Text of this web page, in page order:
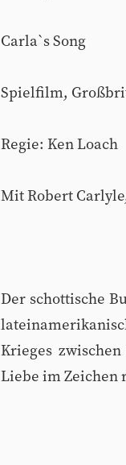
Carla`s Song
Spielfilm,
Regie: Ken Loach
Mit Robert
Der schottische
Krieges
Liebe im Zeichen